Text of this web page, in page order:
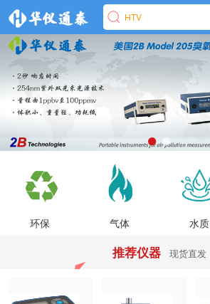
HTV
环保 气体 水质
推荐仪器 现货直发